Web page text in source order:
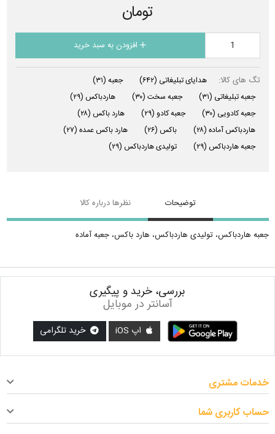
تومان
افزودن به سبد خرید
تگ های کالا: هدایای تبلیغاتی (۶۴۲) جعبه (۳۱)
جعبه تبلیغاتی (۳۱) جعبه سخت (۳۰) هاردباکس (۲۹)
جعبه کادویی (۳۰) جعبه کادو (۲۹) هارد باکس (۲۸)
هاردباکس آماده (۲۸) باکس (۲۶) هارد باکس عمده (۲۷)
جعبه هاردباکس (۲۹) تولیدی هاردباکس (۲۹)
توضیحات نظرها درباره کالا
جعبه هاردباکس، تولیدی هاردباکس، هارد باکس، جعبه آماده
بررسی، خرید و پیگیری
آسانتر در موبایل
اپ iOS خرید تلگرامی
خدمات مشتری
حساب کاربری شما